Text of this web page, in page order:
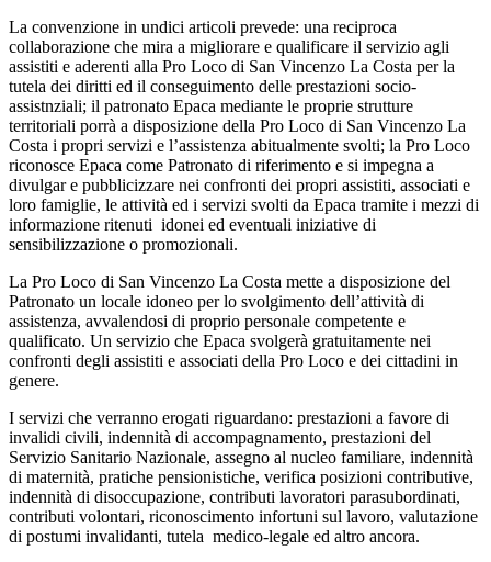
La convenzione in undici articoli prevede: una reciproca
collaborazione che mira a migliorare e qualificare il servizio agli
assistiti e aderenti alla Pro Loco di San Vincenzo La Costa per la
tutela dei diritti ed il conseguimento delle prestazioni socio-
assistnziali; il patronato Epaca mediante le proprie strutture
territoriali porrà a disposizione della Pro Loco di San Vincenzo La
Costa i propri servizi e l’assistenza abitualmente svolti; la Pro Loco
riconosce Epaca come Patronato di riferimento e si impegna a
divulgar e pubblicizzare nei confronti dei propri assistiti, associati e
loro famiglie, le attività ed i servizi svolti da Epaca tramite i mezzi di
informazione ritenuti idonei ed eventuali iniziative di
sensibilizzazione o promozionali.
La Pro Loco di San Vincenzo La Costa mette a disposizione del
Patronato un locale idoneo per lo svolgimento dell’attività di
assistenza, avvalendosi di proprio personale competente e
qualificato. Un servizio che Epaca svolgerà gratuitamente nei
confronti degli assistiti e associati della Pro Loco e dei cittadini in
genere.
I servizi che verranno erogati riguardano: prestazioni a favore di
invalidi civili, indennità di accompagnamento, prestazioni del
Servizio Sanitario Nazionale, assegno al nucleo familiare, indennità
di maternità, pratiche pensionistiche, verifica posizioni contributive,
indennità di disoccupazione, contributi lavoratori parasubordinati,
contributi volontari, riconoscimento infortuni sul lavoro, valutazione
di postumi invalidanti, tutela medico-legale ed altro ancora.